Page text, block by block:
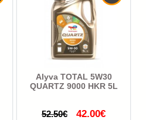
Alyva TOTAL 5W30
QUARTZ 9000 HKR 5L
52.50€ 42.00€